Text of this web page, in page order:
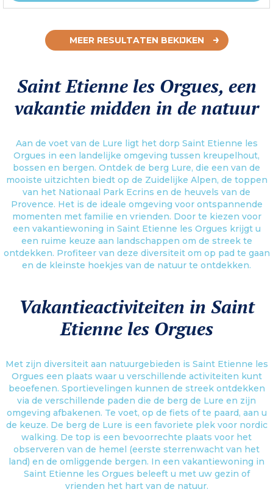
MEER RESULTATEN BEKIJKEN
Saint Etienne les Orgues, een
vakantie midden in de natuur
Aan de voet van de Lure ligt het dorp Saint Etienne les
Orgues in een landelijke omgeving tussen kreupelhout,
bossen en bergen. Ontdek de berg Lure, die een van de
mooiste uitzichten biedt op de Zuidelijke Alpen, de toppen
van het Nationaal Park Ecrins en de heuvels van de
Provence. Het is de ideale omgeving voor ontspannende
momenten met familie en vrienden. Door te kiezen voor
een vakantiewoning in Saint Etienne les Orgues krijgt u
een ruime keuze aan landschappen om de streek te
ontdekken. Profiteer van deze diversiteit om op pad te gaan
en de kleinste hoekjes van de natuur te ontdekken.
Vakantieactiviteiten in Saint
Etienne les Orgues
Met zijn diversiteit aan natuurgebieden is Saint Etienne les
Orgues een plaats waar u verschillende activiteiten kunt
beoefenen. Sportievelingen kunnen de streek ontdekken
via de verschillende paden die de berg de Lure en zijn
omgeving afbakenen. Te voet, op de fiets of te paard, aan u
de keuze. De berg de Lure is een favoriete plek voor nordic
walking. De top is een bevoorrechte plaats voor het
observeren van de hemel (eerste sterrenwacht van het
land) en de omliggende bergen. In een vakantiewoning in
Saint Etienne les Orgues beleeft u met uw gezin of
vrienden het hart van de natuur.